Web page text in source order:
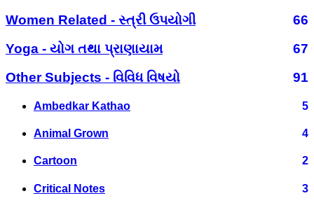
Women Related - સ્ત્રી ઉપયોગી
66
Yoga - યોગ તથા પ્રાણાયામ
67
Other Subjects - વિવિધ વિષયો
91
Ambedkar Kathao 5
Animal Grown 4
Cartoon 2
Critical Notes 3